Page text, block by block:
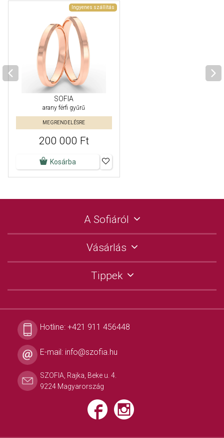
Ingyenes szállítás
SOFIA
arany férfi gyűrű
MEGRENDELÉSRE
200 000 Ft
Kosárba
A Sofiáról
Vásárlás
Tippek
Hotline: +421 911 456448
E-mail: info@szofia.hu
SZOFIA, Rajka, Beke u. 4.
9224 Magyarország